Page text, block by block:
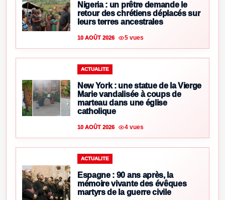
Nigeria : un prêtre demande le
retour des chrétiens déplacés sur
leurs terres ancestrales
10 AOÛT 2026 5 vues
ACTUALITE
New York : une statue de la Vierge
Marie vandalisée à coups de
marteau dans une église
catholique
10 AOÛT 2026 4 vues
ACTUALITE
Espagne : 90 ans après, la
mémoire vivante des évêques
martyrs de la guerre civile